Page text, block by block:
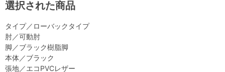
選択された商品
タイプ／ローバックタイプ
肘／可動肘
脚／ブラック樹脂脚
本体／ブラック
張地／エコPVCレザー